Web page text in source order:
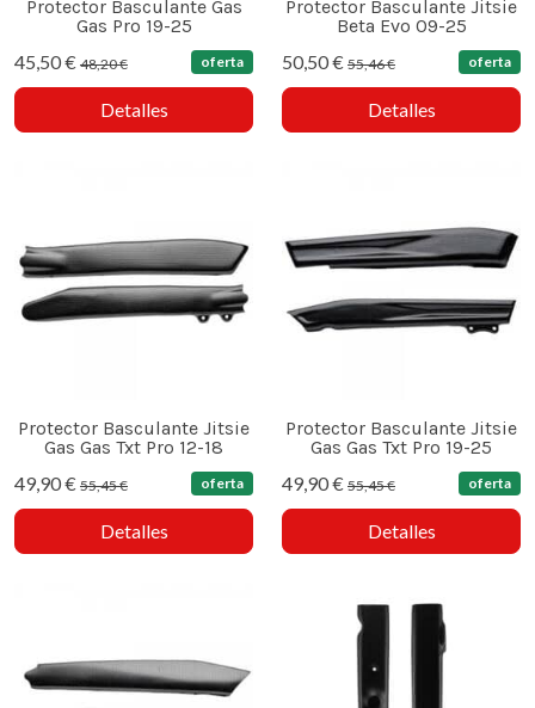
Protector Basculante Gas
Gas Pro 19-25
45,50 € 48,20 € oferta
Detalles
Protector Basculante Jitsie
Beta Evo 09-25
50,50 € 55,46 € oferta
Detalles
Protector Basculante Jitsie
Gas Gas Txt Pro 12-18
49,90 € 55,45 € oferta
Detalles
Protector Basculante Jitsie
Gas Gas Txt Pro 19-25
49,90 € 55,45 € oferta
Detalles